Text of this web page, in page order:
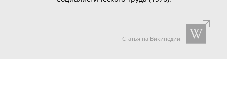
Статья на Википедии